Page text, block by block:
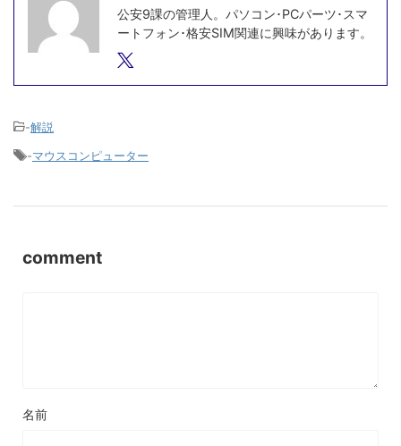
公安9課の管理人。パソコン･PCパーツ･スマ
ートフォン･格安SIM関連に興味があります。
-解説
-マウスコンピューター
comment
名前